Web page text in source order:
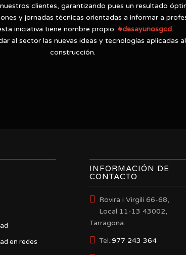
clientes, garantizando pues un resultado
y jornadas técnicas orientadas a informar a
iniciativa tiene nombre propio:#desayunosgcd.
al sector las nuevas ideas y tecnologías aplicadas
construcción.
en redes
INFORMACIÓN DE
CONTACTO
Rovira i Virgili 66-68,
Local 11-13 43002,
Tarragona.
Tel.:977 243 364